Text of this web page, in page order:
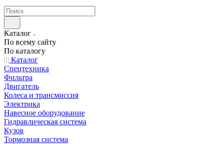
Каталог
По всему сайту
По каталогу
Каталог
Спецтехника
Фильтра
Двигатель
Колеса и трансмиссия
Электрика
Навесное оборудование
Гидравлическая система
Кузов
Тормозная система